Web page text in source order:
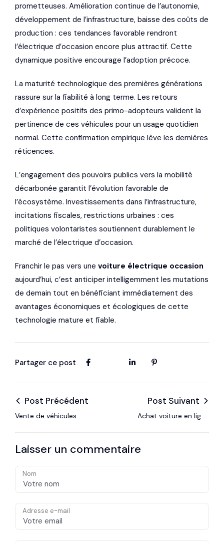
prometteuses. Amélioration continue de l’autonomie,
développement de l’infrastructure, baisse des coûts de
production : ces tendances favorable rendront
l’électrique d’occasion encore plus attractif. Cette
dynamique positive encourage l’adoption précoce.
La maturité technologique des premières générations
rassure sur la fiabilité à long terme. Les retours
d’expérience positifs des primo-adopteurs valident la
pertinence de ces véhicules pour un usage quotidien
normal. Cette confirmation empirique lève les dernières
réticences.
L’engagement des pouvoirs publics vers la mobilité
décarbonée garantit l’évolution favorable de
l’écosystème. Investissements dans l’infrastructure,
incitations fiscales, restrictions urbaines : ces
politiques volontaristes soutiennent durablement le
marché de l’électrique d’occasion.
Franchir le pas vers une voiture électrique occasion
aujourd’hui, c’est anticiper intelligemment les mutations
de demain tout en bénéficiant immédiatement des
avantages économiques et écologiques de cette
technologie mature et fiable.
Partager ce post
Post Précédent
Vente de véhicules
Post Suivant
Achat voiture en ligne
Laisser un commentaire
Nom
Adresse e-mail